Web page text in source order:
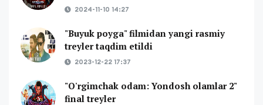
2024-11-10 14:27
"Buyuk poyga" filmidan yangi rasmiy
treyler taqdim etildi
2023-12-22 17:37
"O'rgimchak odam: Yondosh olamlar 2"
final treyler